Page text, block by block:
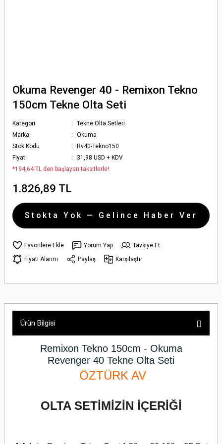
Okuma Revenger 40 - Remixon Tekno
150cm Tekne Olta Seti
Kategori
Tekne Olta Setleri
Marka
Okuma
Stok Kodu
Rv40-Tekno150
Fiyat
31,98 USD + KDV
*194,64 TL den başlayan taksitlerle!
1.826,89 TL
Stokta Yok — Gelince Haber Ver
Yorum Yap
Tavsiye Et
Fiyatı Alarmı
Paylaş Karşılaştır
Ürün Bilgisi
Remixon Tekno 150cm - Okuma
Revenger 40 Tekne Olta Seti
ÖZTÜRK AV
OLTA SETİMİZİN İÇERİĞİ